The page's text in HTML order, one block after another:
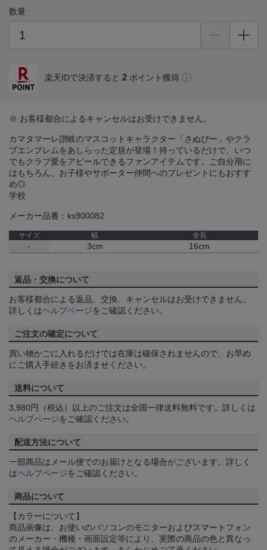
数量
楽天IDで決済すると 2 ポイント獲得
※ お客様都合によるキャンセルはお受けできません。
カマタマーレ讃岐のマスコットキャラクター「さぬぴー」やクラ
ブエンブレムをあしらった定規が登場！持っているだけで、いつ
でもクラブ愛をアピールできるファンアイテムです。ご自分用に
はもちろん、お子様やサポーター仲間へのプレゼントにもおすす
め◎
学校
メーカー品番：ks900082
サイズ 幅 全長
- 3cm 16cm
返品・交換について
お客様都合による返品、交換、キャンセルはお受けできません。
詳しくはヘルプページをご確認ください。
ご注文の確定について
買い物かごに入れるだけでは在庫は確保されませんので、お早め
にご購入手続きをお済ませください。
送料について
3,980円（税込）以上のご注文は全国一律送料無料です。詳しくは
ヘルプページをご確認ください。
配送方法について
一部商品はメール便でのお届けとなる場合がございます。詳しく
はヘルプページをご確認ください。
商品について
【カラーについて】
商品画像は、お使いのパソコンのモニターおよびスマートフォン
のメーカー・機種・画面設定等により、実際の商品の色と異なっ